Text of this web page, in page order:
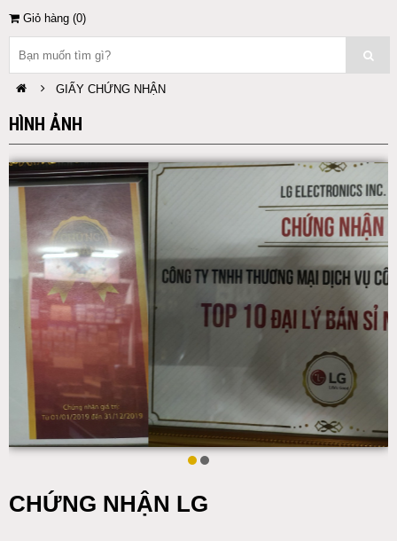
Giỏ hàng (0)
GIẤY CHỨNG NHẬN
HÌNH ẢNH
CHỨNG NHẬN LG